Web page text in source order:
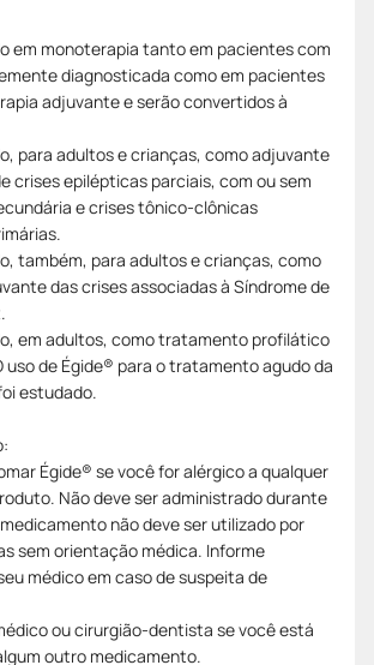
em monoterapia tanto em pacientes com
diagnosticada como em pacientes
adjuvante e serão convertidos à
para adultos e crianças, como adjuvante
crises epilépticas parciais, com ou sem
e crises tônico-clônicas
também, para adultos e crianças, como
das crises associadas à Síndrome de
em adultos, como tratamento profilático
uso de Égide® para o tratamento agudo da
estudado.
Égide® se você for alérgico a qualquer
Não deve ser administrado durante
não deve ser utilizado por
sem orientação médica. Informe
médico em caso de suspeita de
ou cirurgião-dentista se você está
outro medicamento.